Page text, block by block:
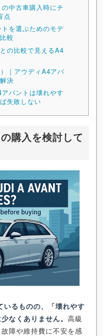
中古車購入時にチ
点
を選ぶためのモデ
較
の比較で見えるA4
｜アウディA4アバ
決
バントは壊れやす
失敗しない
購入を検討して
いるものの、「壊れやす
なくありません。 高級
障や維持費に不安を感